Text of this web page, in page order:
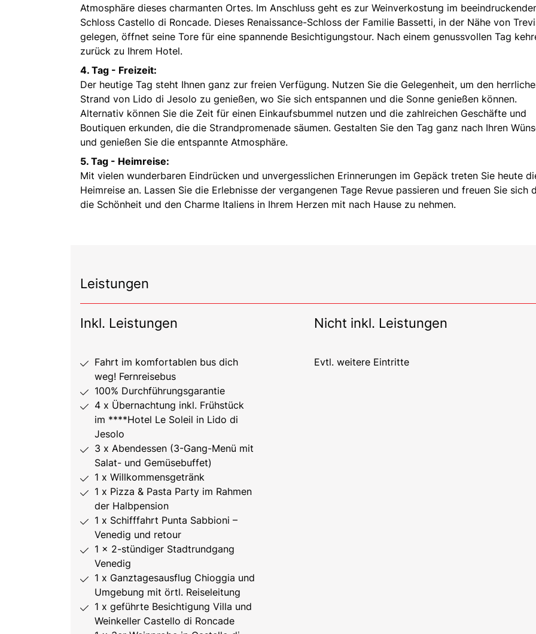
Atmosphäre dieses charmanten Ortes. Im Anschluss geht es zur Weinverkostung im
Schloss Castello di Roncade. Dieses Renaissance-Schloss der Familie Bassetti, in der Nähe von
gelegen, öffnet seine Tore für eine spannende Besichtigungstour. Nach einem genussvollen Tag
zurück zu Ihrem Hotel.
4. Tag - Freizeit:
Der heutige Tag steht Ihnen ganz zur freien Verfügung. Nutzen Sie die Gelegenheit, um den
Strand von Lido di Jesolo zu genießen, wo Sie sich entspannen und die Sonne genießen können.
Alternativ können Sie die Zeit für einen Einkaufsbummel nutzen und die zahlreichen Geschäfte und
Boutiquen erkunden, die die Strandpromenade säumen. Gestalten Sie den Tag ganz nach Ihren
und genießen Sie die entspannte Atmosphäre.
5. Tag - Heimreise:
Mit vielen wunderbaren Eindrücken und unvergesslichen Erinnerungen im Gepäck treten Sie heute
Heimreise an. Lassen Sie die Erlebnisse der vergangenen Tage Revue passieren und freuen Sie sich
die Schönheit und den Charme Italiens in Ihrem Herzen mit nach Hause zu nehmen.
Leistungen
Inkl. Leistungen
Fahrt im komfortablen bus dich
weg! Fernreisebus
100% Durchführungsgarantie
4 x Übernachtung inkl. Frühstück
im ****Hotel Le Soleil in Lido di
Jesolo
3 x Abendessen (3-Gang-Menü mit
Salat- und Gemüsebuffet)
1 x Willkommensgetränk
1 x Pizza & Pasta Party im Rahmen
der Halbpension
1 x Schifffahrt Punta Sabbioni –
Venedig und retour
1 x 2-stündiger Stadtrundgang
Venedig
1 x Ganztagesausflug Chioggia und
Umgebung mit örtl. Reiseleitung
1 x geführte Besichtigung Villa und
Weinkeller Castello di Roncade
Nicht inkl. Leistungen
Evtl. weitere Eintritte